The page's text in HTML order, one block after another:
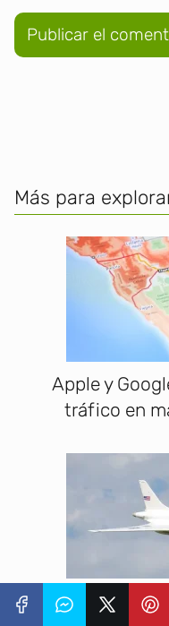
Más para
Apple y
tráfico en
20 años